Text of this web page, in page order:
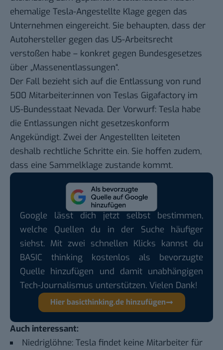
ehemalige Tesla-Angestellte Klage gegen das
Unternehmen eingereicht. Sie behaupten, dass der
Autohersteller gegen das US-Arbeitsrecht
verstoßen habe – konkret gegen Bundesgesetzes
über „Massenentlassungen“.
Der Fall bezieht sich auf die Entlassung von rund
500 Mitarbeiter:innen von Teslas Gigafactory im
US-Bundesstaat Nevada. Der Vorwurf: Tesla habe
die Entlassungen nicht gesetzeskonform
Angekündigt. Zwei der Angestellten leiteten
deshalb rechtliche Schritte ein. Sie hoffen zudem,
dass eine Sammelklage zustande kommt.
Google lässt dich jetzt selbst bestimmen,
welche Quellen du in der Suche häufiger
siehst. Mit zwei schnellen Klicks kannst du
BASIC thinking kostenlos als bevorzugte
Quelle hinzufügen und damit unabhängigen
Tech-Journalismus unterstützen. Vielen Dank!
Hier basicthinking.de hinzufügen
Auch interessant:
Niedriglöhne: Tesla findet keine Mitarbeiter für